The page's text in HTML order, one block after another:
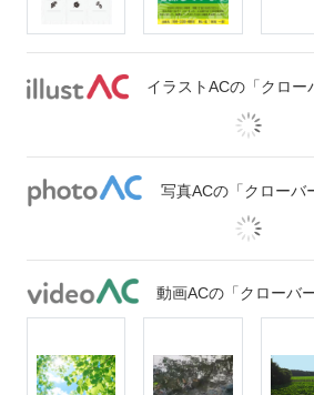
イラストACの「クロ
写真ACの「クローバ
動画ACの「クローバ